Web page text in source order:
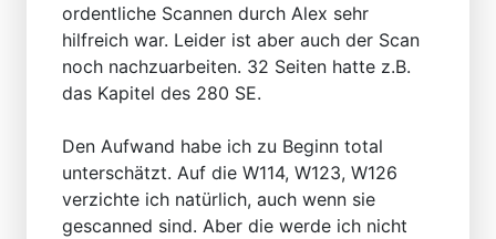
ordentliche Scannen durch Alex sehr
hilfreich war. Leider ist aber auch der Scan
noch nachzuarbeiten. 32 Seiten hatte z.B.
das Kapitel des 280 SE.
Den Aufwand habe ich zu Beginn total
unterschätzt. Auf die W114, W123, W126
verzichte ich natürlich, auch wenn sie
gescanned sind. Aber die werde ich nicht